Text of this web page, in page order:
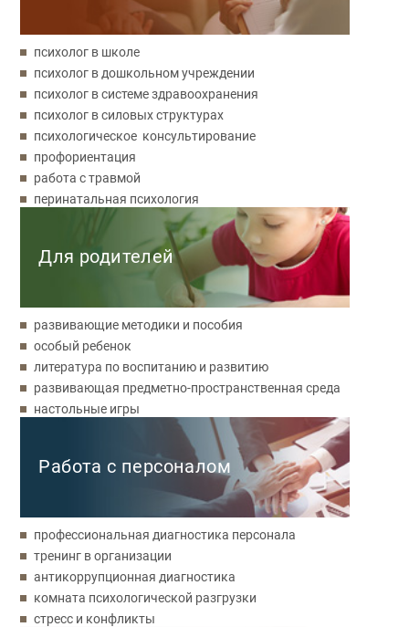
психолог в школе
психолог в дошкольном учреждении
психолог в системе здравоохранения
психолог в силовых структурах
психологическое консультирование
профориентация
работа с травмой
перинатальная психология
Для родителей
развивающие методики и пособия
особый ребенок
литература по воспитанию и развитию
развивающая предметно-пространственная среда
настольные игры
Работа с персоналом
профессиональная диагностика персонала
тренинг в организации
антикоррупционная диагностика
комната психологической разгрузки
стресс и конфликты